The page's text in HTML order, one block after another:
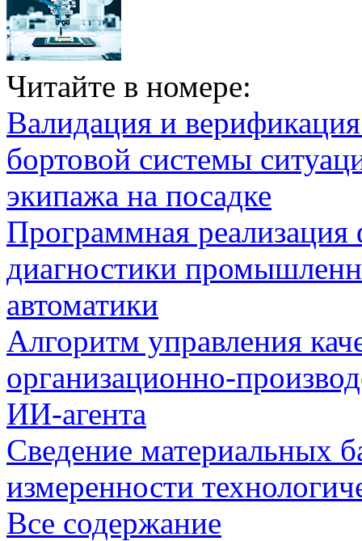
Читайте в номере:
Валидация и
бортовой системы
экипажа на посадке
Программная
диагностики
автоматики
Алгоритм управления
организационно-
ИИ-агента
Сведение материальных
измеренности
Все содержание